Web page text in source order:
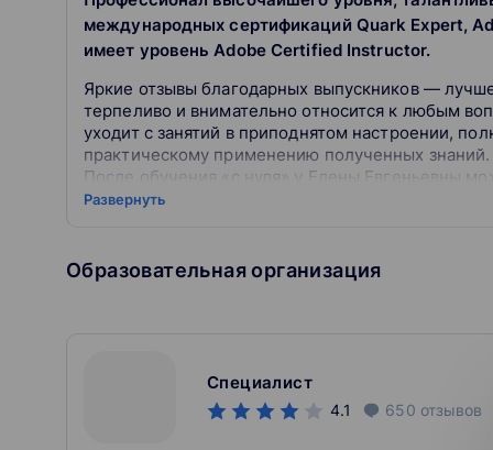
международных сертификаций Quark Expert,
имеет уровень Adobe Certified Instructor.
Яркие отзывы благодарных выпускников —
терпеливо и внимательно относится к любым
уходит с занятий в приподнятом настроении,
практическому применению полученных знаний.
После обучения «с нуля» у Елены Евгеньевны
программами на профессиональном уровне. Все
рекламе, полиграфии, в интернет-разработках.
развивающейся отрасли, как разработка
издательств «Просвещение», «Марка». У
Америки, Испании, Израиля, Индонезии,
Развернуть
Образовательная организация
Специалист
4.1 650 отзывов